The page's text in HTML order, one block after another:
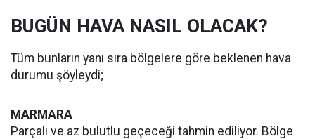
BUGÜN HAVA NASIL OLACAK?
Tüm bunların yanı sıra bölgelere göre beklenen hava
durumu şöyleydi;
MARMARA
Parçalı ve az bulutlu geçeceği tahmin ediliyor. Bölge